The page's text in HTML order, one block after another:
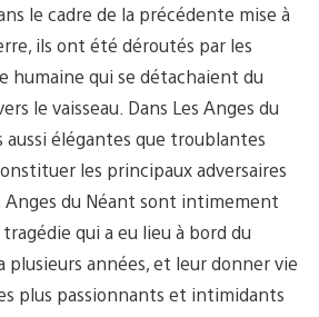
le cadre de la précédente mise à
ils ont été déroutés par les
humaine qui se détachaient du
le vaisseau. Dans Les Anges du
aussi élégantes que troublantes
les principaux adversaires
Anges du Néant sont intimement
qui a eu lieu à bord du
plusieurs années, et leur donner vie
plus passionnants et intimidants